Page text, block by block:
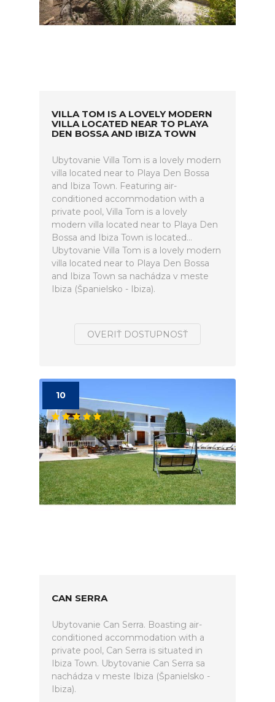
VILLA TOM IS A LOVELY MODERN
VILLA LOCATED NEAR TO PLAYA
DEN BOSSA AND IBIZA TOWN
Ubytovanie Villa Tom is a lovely modern
villa located near to Playa Den Bossa
and Ibiza Town. Featuring air-
conditioned accommodation with a
private pool, Villa Tom is a lovely
modern villa located near to Playa Den
Bossa and Ibiza Town is located...
Ubytovanie Villa Tom is a lovely modern
villa located near to Playa Den Bossa
and Ibiza Town sa nachádza v meste
Ibiza (Španielsko - Ibiza).
OVERIŤ DOSTUPNOSŤ
10
CAN SERRA
Ubytovanie Can Serra. Boasting air-
conditioned accommodation with a
private pool, Can Serra is situated in
Ibiza Town. Ubytovanie Can Serra sa
nachádza v meste Ibiza (Španielsko -
Ibiza).